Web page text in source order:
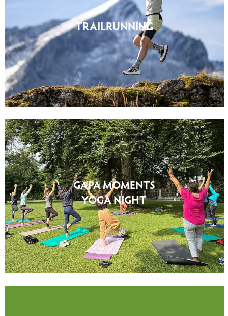
TRAILRUNNING
GAPA MOMENTS
YOGA NIGHT